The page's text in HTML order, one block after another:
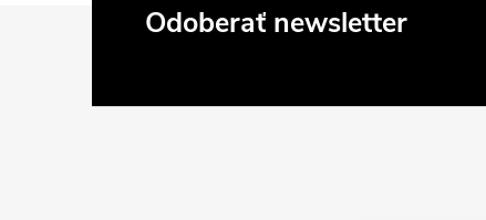
Odoberať newsletter